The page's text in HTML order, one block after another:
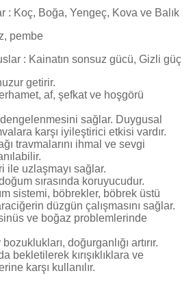
: Koç, Boğa, Yengeç, Kova ve Balık
pembe
: Kainatın sonsuz gücü, Gizli güç
getirir.
af, şefkat ve hoşgörü
sağlar. Duygusal
karşı iyileştirici etkisi vardır.
travmalarını ihmal ve sevgi
ile uzlaşmayı sağlar.
sırasında koruyucudur.
sistemi, böbrekler, böbrek üstü
düzgün çalışmasını sağlar.
sinüs ve boğaz problemlerinde
doğurganlığı artırır.
bekletilerek kırışıklıklara ve
karşı kullanılır.